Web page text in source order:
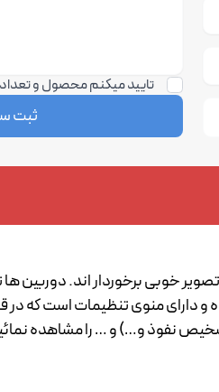
تایید میکنم محصول و
ثبت
است. دوربین های 3 مگاپیکسلی هایک ویژن از کیفیت تصویر
کیفیت بالایی برخوردار بوده و دارای منوی
نفوذ و…) و … را مشاهده